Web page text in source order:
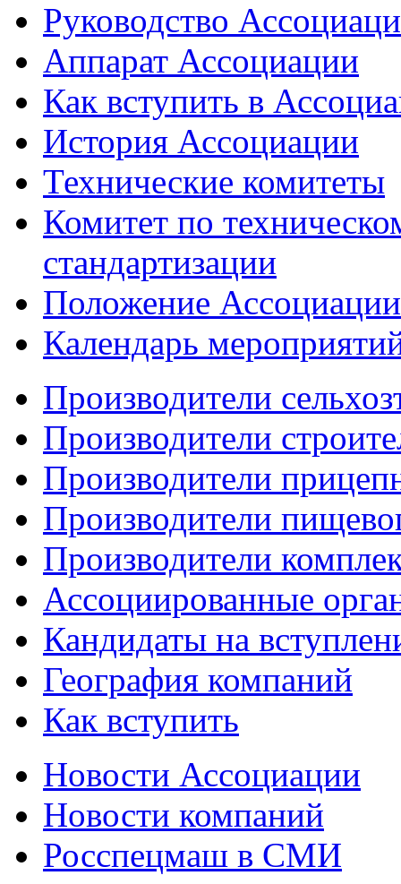
Руководство
Аппарат Ассоциации
Как вступить в
История Ассоциации
Технические комитеты
Комитет по
стандартизации
Положение
Календарь
Производители
Производители
Производители
Производители
Производители
Ассоциированные
Кандидаты на
География компаний
Как вступить
Новости Ассоциации
Новости компаний
Росспецмаш в СМИ